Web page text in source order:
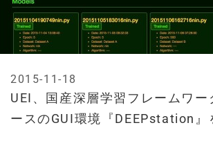
UEI、国産深層学習フレームワ
ースのGUI環境『DEEPstation』
2015-11-18